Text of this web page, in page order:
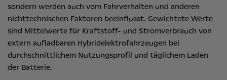
sondern werden auch vom Fahrverhalten und anderen
nichttechnischen Faktoren beeinflusst. Gewichtete Werte
sind Mittelwerte für Kraftstoff- und Stromverbrauch von
extern aufladbaren Hybridelektrofahrzeugen bei
durchschnittlichem Nutzungsprofil und täglichem Laden
der Batterie.